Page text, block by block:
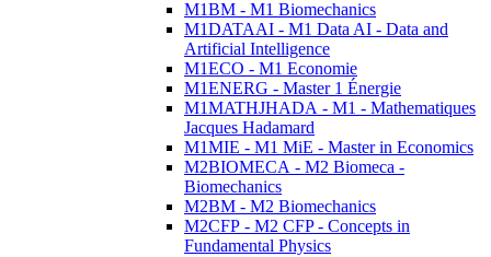
M1BM - M1 Biomechanics
M1DATAAI - M1 Data AI - Data and
Artificial Intelligence
M1ECO - M1 Economie
M1ENERG - Master 1 Énergie
M1MATHJHADA - M1 - Mathematiques
Jacques Hadamard
M1MIE - M1 MiE - Master in Economics
M2BIOMECA - M2 Biomeca -
Biomechanics
M2BM - M2 Biomechanics
M2CFP - M2 CFP - Concepts in
Fundamental Physics